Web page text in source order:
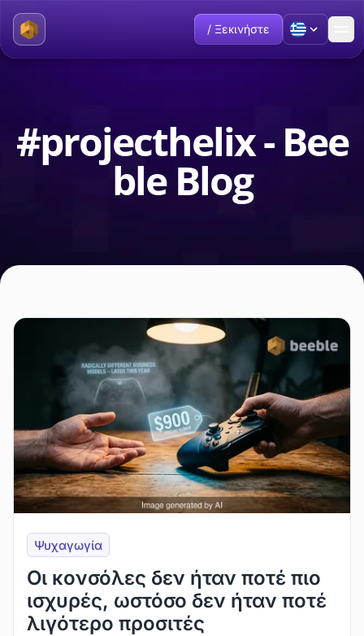
/ Ξεκινήστε
#projecthelix - Bee
ble Blog
Ψυχαγωγία
Οι κονσόλες δεν ήταν ποτέ πιο
ισχυρές, ωστόσο δεν ήταν ποτέ
λιγότερο προσιτές